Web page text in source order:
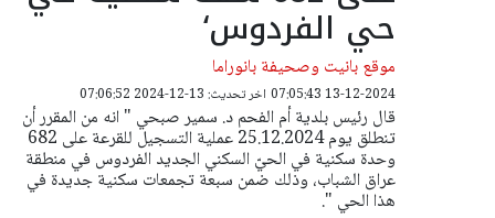
حي الفردوس‘
موقع بانيت وصحيفة بانوراما
13-12-2024 07:05:43 اخر تحديث: 13-12-2024 07:06:52
قال رئيس بلدية أم الفحم د. سمير صبحي " انه من المقرر أن
تنطلق يوم 25.12.2024 عملية التسجيل للقرعة على 682
وحدة سكنية في الحيّ السكني الجديد الفردوس في منطقة
عراق الشباب، وذلك ضمن سبعة تجمعات سكنية جديدة في
هذا الحي ".